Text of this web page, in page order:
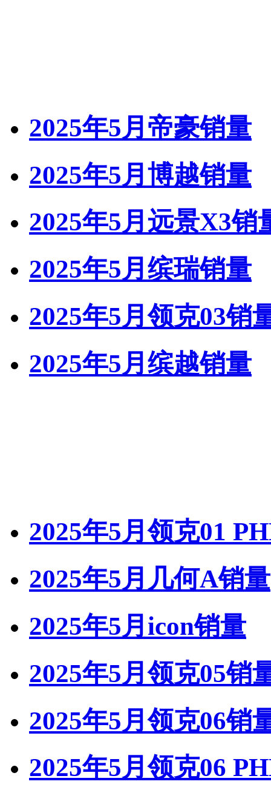
2025年5月帝豪销量
2025年5月博越销量
2025年5月远景X3销
2025年5月缤瑞销量
2025年5月领克03销
2025年5月缤越销量
2025年5月领克01
2025年5月几何A销量
2025年5月icon销量
2025年5月领克05销
2025年5月领克06销
2025年5月领克06